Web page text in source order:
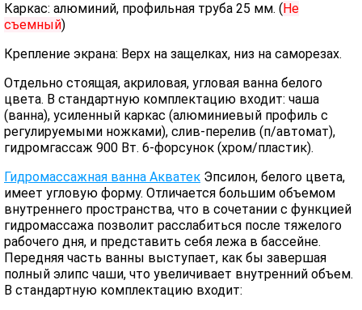
Каркас: алюминий, профильная труба 25 мм. (Не
съемный)
Крепление экрана: Верх на защелках, низ на саморезах.
Отдельно стоящая, акриловая, угловая ванна белого
цвета. В стандартную комплектацию входит: чаша
(ванна), усиленный каркас (алюминиевый профиль с
регулируемыми ножками), слив-перелив (п/автомат),
гидромгассаж 900 Вт. 6-форсунок (хром/пластик).
Гидромассажная ванна Акватек Эпсилон, белого цвета,
имеет угловую форму. Отличается большим объемом
внутреннего пространства, что в сочетании с функцией
гидромассажа позволит расслабиться после тяжелого
рабочего дня, и представить себя лежа в бассейне.
Передняя часть ванны выступает, как бы завершая
полный элипс чаши, что увеличивает внутренний объем.
В стандартную комплектацию входит: